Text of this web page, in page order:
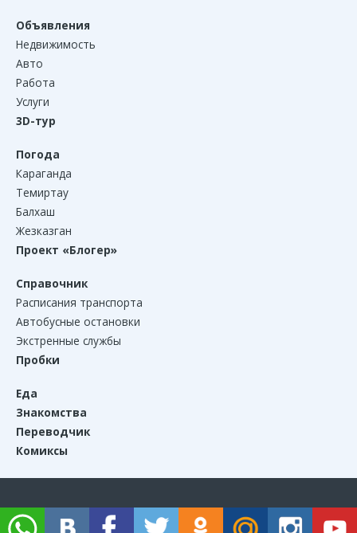
Объявления
Недвижимость
Авто
Работа
Услуги
3D-тур
Погода
Караганда
Темиртау
Балхаш
Жезказган
Проект «Блогер»
Справочник
Расписания транспорта
Автобусные остановки
Экстренные службы
Пробки
Еда
Знакомства
Переводчик
Комиксы